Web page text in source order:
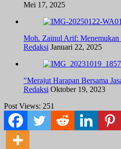
Mei 17, 2025
Moh. Zainul Arif:
Redaksi Januari 22, 2025
"Merajut Harapan Bersama
Redaksi Oktober 19, 2023
Post Views: 251